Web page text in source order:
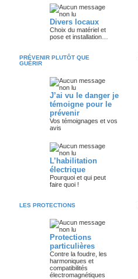
Divers locaux
Choix du matériel et
pose et installation…
PRÉVENIR PLUTÔT QUE
GUÉRIR
J’ai vu le danger je
témoigne pour le
prévenir
Vos témoignages et vos
avis
L’habilitation
électrique
Pourquoi et qui peut
faire quoi !
LES PROTECTIONS
Protections
particulières
Contre la foudre, les
harmoniques et
compatibilités
électromagnétiques